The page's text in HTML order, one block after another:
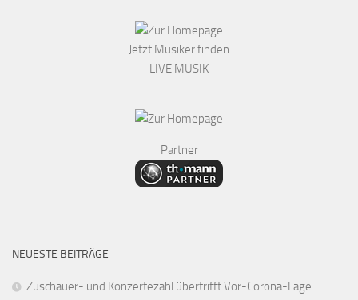
Jetzt Musiker finden
LIVE MUSIK
Partner
NEUESTE BEITRÄGE
Zuschauer- und Konzertezahl übertrifft Vor-Corona-Lage